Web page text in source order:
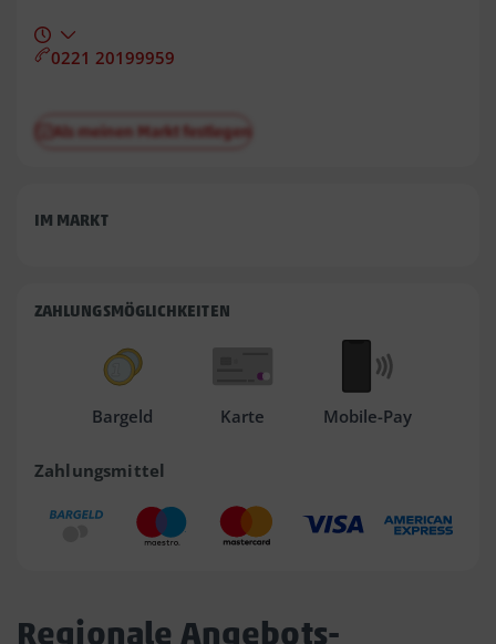
0221 20199959
Als meinen Markt festlegen
IM MARKT
ZAHLUNGSMÖGLICHKEITEN
Bargeld Karte Mobile-Pay
Zahlungsmittel
Regionale Angebots-